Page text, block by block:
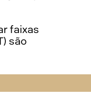
faixas
são